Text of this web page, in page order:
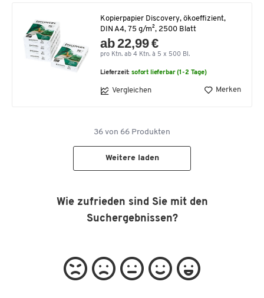
Kopierpapier Discovery, ökoeffizient,
DIN A4, 75 g/m², 2500 Blatt
ab 22,99 €
pro Ktn. ab 4 Ktn. à 5 x 500 Bl.
Lieferzeit:sofort lieferbar (1-2 Tage)
Vergleichen Merken
36 von 66 Produkten
Weitere laden
Wie zufrieden sind Sie mit den
Suchergebnissen?